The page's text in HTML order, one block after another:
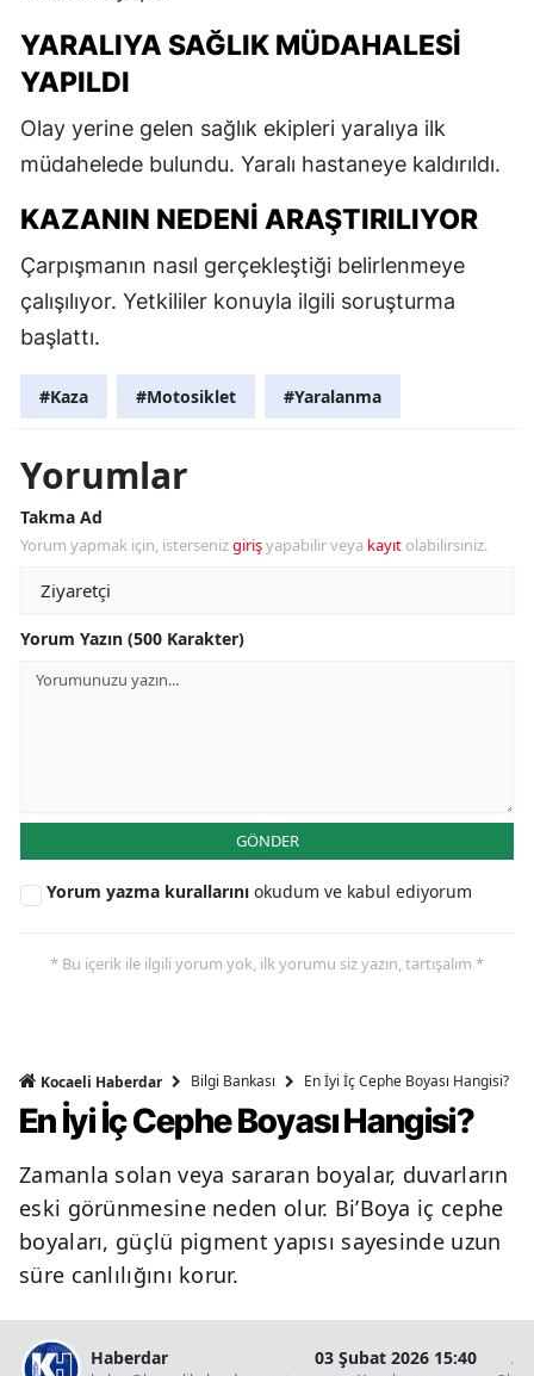
YARALIYA SAĞLIK MÜDAHALESI
YAPILDI
Olay yerine gelen sağlık ekipleri yaralıya ilk
müdahelede bulundu. Yaralı hastaneye kaldırıldı.
KAZANIN NEDENI ARAŞTIRILIYOR
Çarpışmanın nasıl gerçekleştiği belirlenmeye
çalışılıyor. Yetkililer konuyla ilgili soruşturma
başlattı.
#Kaza #Motosiklet #Yaralanma
Yorumlar
Takma Ad
Yorum yapmak için, istersenizgirişyapabilir veya kayıt olabilirsiniz.
Yorum Yazın (500 Karakter)
GÖNDER
Yorum yazma kurallarını okudum ve kabul ediyorum
* Bu içerik ile ilgili yorum yok, ilk yorumu siz yazın, tartışalım *
Kocaeli Haberdar Bilgi Bankası En İyi İç Cephe Boyası Hangisi?
En İyi İç Cephe Boyası Hangisi?
Zamanla solan veya sararan boyalar, duvarların
eski görünmesine neden olur. Bi’Boya iç cephe
boyaları, güçlü pigment yapısı sayesinde uzun
süre canlılığını korur.
Haberdar 03 Şubat 2026 15:40 2